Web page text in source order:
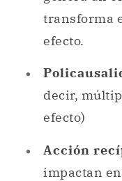
transforma
efecto.
decir,
efecto)
Acción
impactan